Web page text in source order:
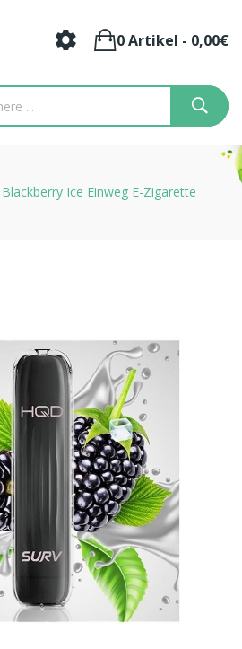
0 Artikel - 0,00€
Ice Einweg E-Zigarette